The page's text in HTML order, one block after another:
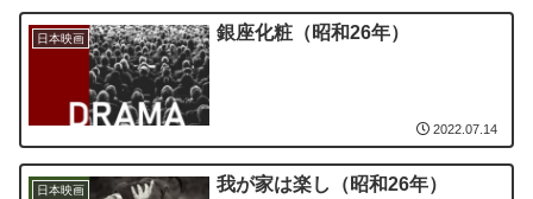
日本映画 銀座化粧（昭和26年）
2022.07.14
日本映画 我が家は楽し（昭和26年）